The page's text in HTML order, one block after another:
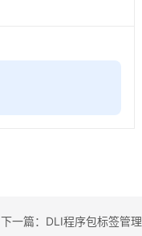
下一篇：DLI程序包标签管理